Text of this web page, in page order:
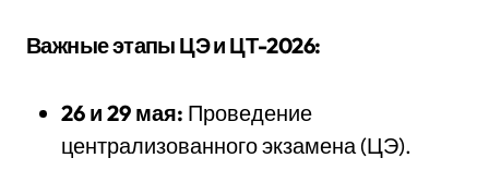
Важные этапы ЦЭ и ЦТ-2026:
26 и 29 мая: Проведение
централизованного экзамена (ЦЭ).